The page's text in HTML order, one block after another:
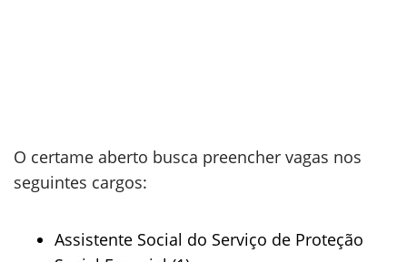
O certame aberto busca preencher vagas nos
seguintes cargos:
Assistente Social do Serviço de Proteção